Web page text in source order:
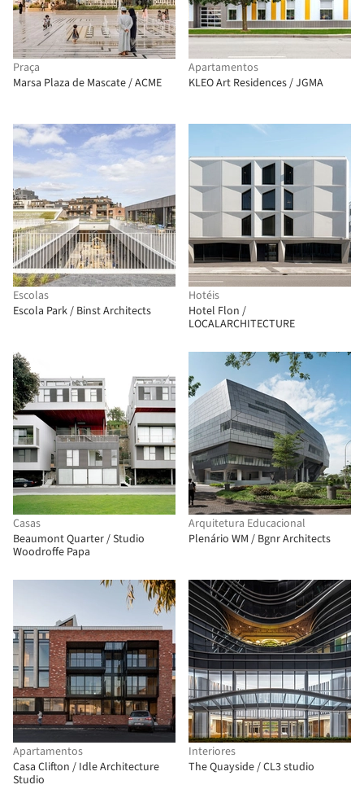
Praça
Marsa Plaza de Mascate / ACME
Apartamentos
KLEO Art Residences / JGMA
Escolas
Escola Park / Binst Architects
Hotéis
Hotel Flon /
LOCALARCHITECTURE
Casas
Beaumont Quarter / Studio
Woodroffe Papa
Arquitetura Educacional
Plenário WM / Bgnr Architects
Apartamentos
Casa Clifton / Idle Architecture
Studio
Interiores
The Quayside / CL3 studio